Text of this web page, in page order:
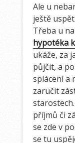
Ale u
ještě
Třeba u
hypotéka
ukáže, za
půjčit, a
splácení a
zaručit
příjmů či
se zde v
se tu